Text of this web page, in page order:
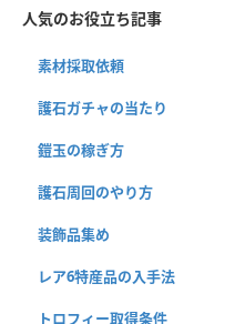
人気のお役立ち記事
素材採取依頼
護石ガチャの当たり
鎧玉の稼ぎ方
護石周回のやり方
装飾品集め
レア6特産品の入手法
トロフィー取得条件